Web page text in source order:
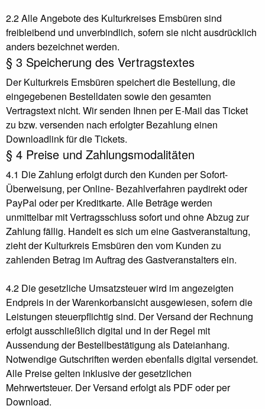
2.2 Alle Angebote des Kulturkreises Emsbüren sind
freibleibend und unverbindlich, sofern sie nicht ausdrücklich
anders bezeichnet werden.
§ 3 Speicherung des Vertragstextes
Der Kulturkreis Emsbüren speichert die Bestellung, die
eingegebenen Bestelldaten sowie den gesamten
Vertragstext nicht. Wir senden Ihnen per E-Mail das Ticket
zu bzw. versenden nach erfolgter Bezahlung einen
Downloadlink für die Tickets.
§ 4 Preise und Zahlungsmodalitäten
4.1 Die Zahlung erfolgt durch den Kunden per Sofort-
Überweisung, per Online- Bezahlverfahren paydirekt oder
PayPal oder per Kreditkarte. Alle Beträge werden
unmittelbar mit Vertragsschluss sofort und ohne Abzug zur
Zahlung fällig. Handelt es sich um eine Gastveranstaltung,
zieht der Kulturkreis Emsbüren den vom Kunden zu
zahlenden Betrag im Auftrag des Gastveranstalters ein.
4.2 Die gesetzliche Umsatzsteuer wird im angezeigten
Endpreis in der Warenkorbansicht ausgewiesen, sofern die
Leistungen steuerpflichtig sind. Der Versand der Rechnung
erfolgt ausschließlich digital und in der Regel mit
Aussendung der Bestellbestätigung als Dateianhang.
Notwendige Gutschriften werden ebenfalls digital versendet.
Alle Preise gelten inklusive der gesetzlichen
Mehrwertsteuer. Der Versand erfolgt als PDF oder per
Download.